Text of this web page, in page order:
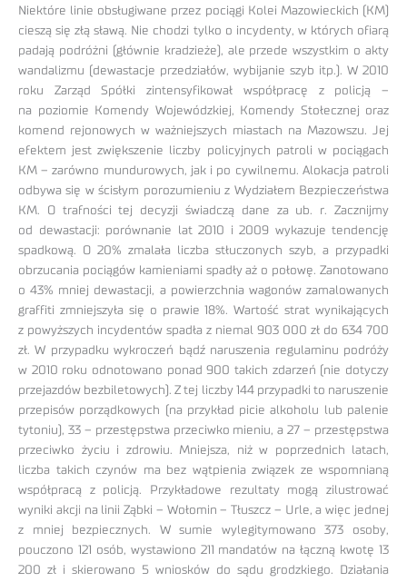
Niektóre linie obsługiwane przez pociągi Kolei Mazowieckich (KM)
cieszą się złą sławą. Nie chodzi tylko o incydenty, w których ofiarą
padają podróżni (głównie kradzieże), ale przede wszystkim o akty
wandalizmu (dewastacje przedziałów, wybijanie szyb itp.). W 2010
roku Zarząd Spółki zintensyfikował współpracę z policją –
na poziomie Komendy Wojewódzkiej, Komendy Stołecznej oraz
komend rejonowych w ważniejszych miastach na Mazowszu. Jej
efektem jest zwiększenie liczby policyjnych patroli w pociągach
KM – zarówno mundurowych, jak i po cywilnemu. Alokacja patroli
odbywa się w ścisłym porozumieniu z Wydziałem Bezpieczeństwa
KM. O trafności tej decyzji świadczą dane za ub. r. Zacznijmy
od dewastacji: porównanie lat 2010 i 2009 wykazuje tendencję
spadkową. O 20% zmalała liczba stłuczonych szyb, a przypadki
obrzucania pociągów kamieniami spadły aż o połowę. Zanotowano
o 43% mniej dewastacji, a powierzchnia wagonów zamalowanych
graffiti zmniejszyła się o prawie 18%. Wartość strat wynikających
z powyższych incydentów spadła z niemal 903 000 zł do 634 700
zł. W przypadku wykroczeń bądź naruszenia regulaminu podróży
w 2010 roku odnotowano ponad 900 takich zdarzeń (nie dotyczy
przejazdów bezbiletowych). Z tej liczby 144 przypadki to naruszenie
przepisów porządkowych (na przykład picie alkoholu lub palenie
tytoniu), 33 – przestępstwa przeciwko mieniu, a 27 – przestępstwa
przeciwko życiu i zdrowiu. Mniejsza, niż w poprzednich latach,
liczba takich czynów ma bez wątpienia związek ze wspomnianą
współpracą z policją. Przykładowe rezultaty mogą zilustrować
wyniki akcji na linii Ząbki – Wołomin – Tłuszcz – Urle, a więc jednej
z mniej bezpiecznych. W sumie wylegitymowano 373 osoby,
pouczono 121 osób, wystawiono 211 mandatów na łączną kwotę 13
200 zł i skierowano 5 wniosków do sądu grodzkiego. Działania